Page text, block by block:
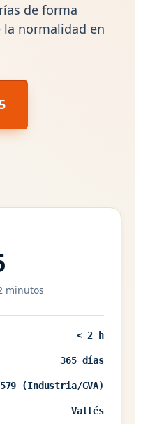
de forma
la normalidad en
minutos
< 2 h
365 días
(Industria/GVA)
Vallés